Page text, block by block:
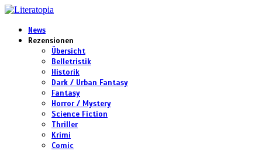
News
Rezensionen
Übersicht
Belletristik
Historik
Dark / Urban Fantasy
Fantasy
Horror / Mystery
Science Fiction
Thriller
Krimi
Comic